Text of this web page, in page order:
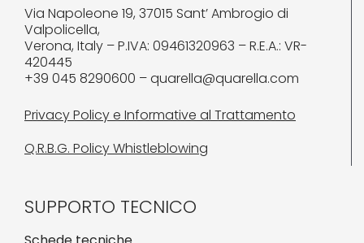
Via Napoleone 19, 37015 Sant’ Ambrogio di
Valpolicella,
Verona, Italy – P.IVA: 09461320963 – R.E.A.: VR-
420445
+39 045 8290600 – quarella@quarella.com
Privacy Policy e Informative al Trattamento
Q.R.B.G. Policy Whistleblowing
SUPPORTO TECNICO